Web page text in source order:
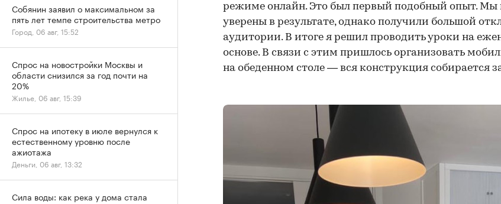
режиме онлайн. Это был первый подобный опыт. Мы
уверены в результате, однако получили большой
аудитории. В итоге я решил проводить уроки на
основе. В связи с этим пришлось организовать
на обеденном столе — вся конструкция собирается
Собянин заявил о максимальном за
пять лет темпе строительства метро
Город, 06 авг, 15:52
Спрос на новостройки Москвы и
области снизился за год почти на
20%
Жилье, 06 авг, 15:39
Спрос на ипотеку в июле вернулся к
естественному уровню после
ажиотажа
Деньги, 06 авг, 13:32
Сила воды: как река у дома стала